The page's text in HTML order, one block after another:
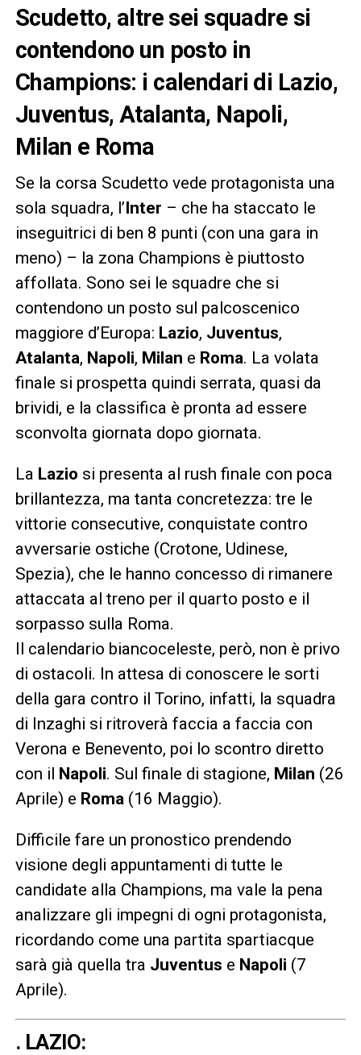
Scudetto, altre sei squadre si
contendono un posto in
Champions: i calendari di Lazio,
Juventus, Atalanta, Napoli,
Milan e Roma
Se la corsa Scudetto vede protagonista una
sola squadra, l’Inter – che ha staccato le
inseguitrici di ben 8 punti (con una gara in
meno) – la zona Champions è piuttosto
affollata. Sono sei le squadre che si
contendono un posto sul palcoscenico
maggiore d’Europa: Lazio, Juventus,
Atalanta, Napoli, Milan e Roma. La volata
finale si prospetta quindi serrata, quasi da
brividi, e la classifica è pronta ad essere
sconvolta giornata dopo giornata.
La Lazio si presenta al rush finale con poca
brillantezza, ma tanta concretezza: tre le
vittorie consecutive, conquistate contro
avversarie ostiche (Crotone, Udinese,
Spezia), che le hanno concesso di rimanere
attaccata al treno per il quarto posto e il
sorpasso sulla Roma.
Il calendario biancoceleste, però, non è privo
di ostacoli. In attesa di conoscere le sorti
della gara contro il Torino, infatti, la squadra
di Inzaghi si ritroverà faccia a faccia con
Verona e Benevento, poi lo scontro diretto
con il Napoli. Sul finale di stagione, Milan (26
Aprile) e Roma(16 Maggio).
Difficile fare un pronostico prendendo
visione degli appuntamenti di tutte le
candidate alla Champions, ma vale la pena
analizzare gli impegni di ogni protagonista,
ricordando come una partita spartiacque
sarà già quella tra Juventus e Napoli (7
Aprile).
. LAZIO: